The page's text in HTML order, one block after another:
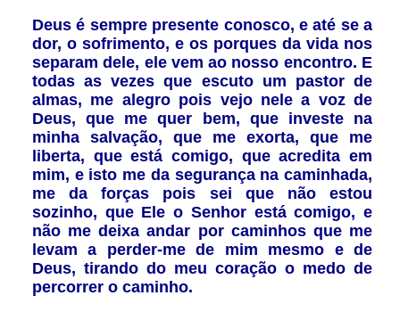
Deus é sempre presente conosco, e até se a
dor, o sofrimento, e os porques da vida nos
separam dele, ele vem ao nosso encontro. E
todas as vezes que escuto um pastor de
almas, me alegro pois vejo nele a voz de
Deus, que me quer bem, que investe na
minha salvação, que me exorta, que me
liberta, que está comigo, que acredita em
mim, e isto me da segurança na caminhada,
me da forças pois sei que não estou
sozinho, que Ele o Senhor está comigo, e
não me deixa andar por caminhos que me
levam a perder-me de mim mesmo e de
Deus, tirando do meu coração o medo de
percorrer o caminho.